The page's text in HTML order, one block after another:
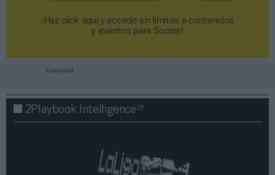
¡Haz click aquí y accede sin límites a contenidos
y eventos para Socios!​​​​​​​
Publicidad
2Playbook Intelligence2P